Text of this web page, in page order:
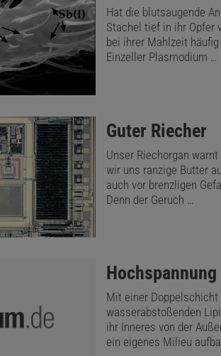
Hat die blutsaugende
Stachel tief in ihr Opfer
bei ihrer Mahlzeit
Einzeller Plasmodium …
:
Guter Riecher
Unser Riechorgan
wir uns ranzige Butter
auch vor brenzligen
Denn der Geruch …
:
Hochspannung
Mit einer Doppelschicht
wasserabstoßenden
ihr Inneres von der
ein eigenes Milieu